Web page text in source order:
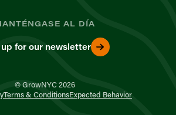
AL DÍA
for our newsletter
© GrowNYC 2026
Terms & ConditionsExpected Behavior